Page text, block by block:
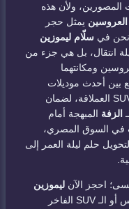
ولأن هذه
يمثل حجر
في سلّام ليموزين
انتقال، بل هي جزء من
ومكانتهما
بين أحدث موديلات
الفاخرة وسيارات الـ SUV العملاقة، لضمان
الزفة المبهجة أمام
في السوق المصري،
حلم ليلة العمر إلى
احجز الآن ليموزين
من أسطول مرسيدس أو الـ SUV الفاخر